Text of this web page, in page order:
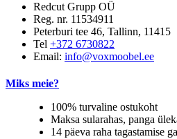
Redcut Grupp OÜ
Reg. nr. 11534911
Peterburi tee 46, Tallinn, 11415
Tel +372 6730822
Email: info@voxmoobel.ee
Miks meie?
100% turvaline ostukoht
Maksa sularahas, panga
14 päeva raha tagastamise